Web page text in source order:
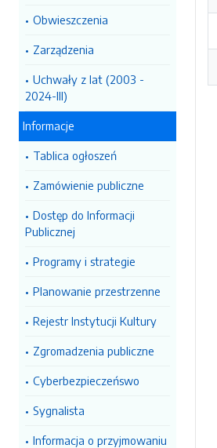
Obwieszczenia
Zarządzenia
Uchwały z lat (2003 -
2024-III)
Informacje
Tablica ogłoszeń
Zamówienie publiczne
Dostęp do Informacji
Publicznej
Programy i strategie
Planowanie przestrzenne
Rejestr Instytucji Kultury
Zgromadzenia publiczne
Cyberbezpieczeńswo
Sygnalista
Informacja o przyjmowaniu